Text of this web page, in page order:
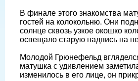
В финале этого знакомства
гостей на колокольню. Они
солнце сквозь узкое окошко
освещало старую надпись на
Молодой Грюнефельд
матушка с удивлением
изменилось в его лице, он